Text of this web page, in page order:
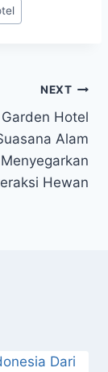
NEXT
Hotel
Alam
Hewan